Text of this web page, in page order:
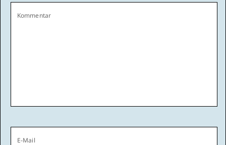
Kommentar
E-Mail